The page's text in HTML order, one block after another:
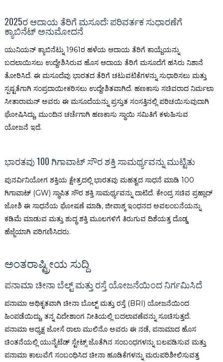
2025ರ ಆದಾಯ ತೆರಿಗೆ ಮಸೂದೆ: ಪರಿವರ್ತಕ ಸುಧಾರಣೆಗೆ
ಕ್ಯಾಬಿನೆಟ್ ಅನುಮೋದನೆ
ಯುನಿಯನ್ ಕ್ಯಾಬಿನೆಟ್ನು 1961ರ ಹಳೆಯ ಆದಾಯ ತೆರಿಗೆ ಕಾಯ್ದೆಯನ್ನು
ಬದಲಾಯಿಸಲು ಉದ್ದೇಶಿಸಿರುವ ಹೊಸ ಆದಾಯ ತೆರಿಗೆ ಮಸೂದೆಗೆ ಹಸಿರು ನಿಶಾನೆ
ತೋರಿಸಿದೆ. ಈ ಮಸೂದೆವು ಭಾರತದ ತೆರಿಗೆ ಚಟುವಟಿಕೆಗಳನ್ನು ಸುಧಾರಿಸಲು ಮತ್ತು
ಸ್ಪಷ್ಟತೆಗಾಗಿ ಸಂಪ್ರದಾಯೀಕರಿಸಲು ಉದ್ದೇಶಿತವಾಗಿದೆ. ಹಣಕಾಸು ಸಚಿವರಾದ ನಿರ್ಮಲಾ
ಸೀತಾರಾಮನ್ ಅವರು ಈ ಮಸೂದೆಯನ್ನು ಪ್ರಸ್ತುತ ಸಂಸತ್ತಿನಲ್ಲಿ ಪರಿಚಯಿಸುವುದಾಗಿ
ಘೋಷಿಸಿದ್ದು, ಮುಂದಿನ ಚರ್ಚೆಗಾಗಿ ಹಣಕಾಸು ಸ್ಥಾಯಿ ಸಮಿತಿಗೆ ಕಳುಹಿಸುವ
ಯೋಜನೆ ಇದೆ.
ಭಾರತವು 100 ಗಿಗಾವಾಟ್ ಸೌರ ಶಕ್ತಿ ಸಾಮರ್ಥ್ಯವನ್ನು ಮುಟ್ಟಿತು
ಪುನರ್ವಿನಿಯೋಗ ಶಕ್ತಿಯ ಕ್ಷೇತ್ರದಲ್ಲಿ ಭಾರತವು ಮಹತ್ವದ ಸಾಧನೆ ಮಾಡಿ 100
ಗಿಗಾವಾಟ್ (GW) ಸ್ಥಾಪಿತ ಸೌರ ಶಕ್ತಿ ಸಾಮರ್ಥ್ಯವನ್ನು ದಾಟಿದೆ. ಕೇಂದ್ರ ಸಚಿವ ಪ್ರಹ್ಲಾದ್
ಜೋಶಿ ಈ ಸಾಧನೆಯ ಘೋಷಣೆ ಮಾಡಿ, ಜೀವಾಶ್ಮ ಇಂಧನದ ಅವಲಂಬನೆಯನ್ನು
ಕಡಿಮೆ ಮಾಡುವ ಮತ್ತು ಶುದ್ಧ ಶಕ್ತಿ ಮೂಲಗಳಿಗೆ ತಿರುಗುವ ದಿಶೆಯತ್ತ ದೊಡ್ಡ
ಹೆಜ್ಜೆಯಾಗಿ ಪರಿಗಣಿಸಿದರು.
ಅಂತರಾಷ್ಟ್ರೀಯ ಸುದ್ದಿ
ಪನಾಮಾ ಚೀನಾ ಬೆಲ್ಟ್ ಮತ್ತು ರಸ್ತೆ ಯೋಜನೆಯಿಂದ ನಿರ್ಗಮಿಸಿದೆ
ಪನಾಮಾ ಅಧಿಕೃತವಾಗಿ ಚೀನಾ ಬೊಲ್ಟ್ ಮತ್ತು ರಸ್ತೆ (BRI) ಯೋಜನೆಯಿಂದ
ಹಿಂಪಡೆಯಿದ್ದು, ತನ್ನ ವಿದೇಶಾಂಗ ನೀತಿಯಲ್ಲಿ ಬದಲಾವಣೆವನ್ನು ಸೂಚಿಸುತ್ತದೆ.
ಪನಾಮಾ ಅಧ್ಯಕ್ಷ ಜೋಸೆ ರಾಲಾ ಮುಲಿನೊ ಅವರು ಈ ನಡೆ, ಪನಾಮಾದ ಹೊಸ
ಚಿಂತನೆಯಲ್ಲಿ ಯುನೈಟೆಡ್ ಸ್ಟೇಟ್ಸ್ ಜೊತೆಗಿನ ಸಂಬಂಧಗಳನ್ನು ಬಲಪಡಿಸುವ ಮತ್ತು
ಪನಾಮಾ ಕಾಲುವೆಗೆ ಸಂಬಂಧಿಸಿದ ಚೀನಾ ಹೂಡಿಕೆಗಳನ್ನು ಮರುಪರಿಶೀಲಿಸುವತ್ತ